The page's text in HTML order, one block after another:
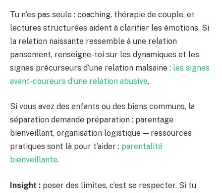
Tu n’es pas seule : coaching, thérapie de couple, et
lectures structurées aident à clarifier les émotions. Si
la relation naissante ressemble à une relation
pansement, renseigne-toi sur les dynamiques et les
signes précurseurs d’une relation malsaine : les signes
avant-coureurs d’une relation abusive.
Si vous avez des enfants ou des biens communs, la
séparation demande préparation : parentage
bienveillant, organisation logistique — ressources
pratiques sont là pour t’aider : parentalité
bienveillante.
Insight : poser des limites, c’est se respecter. Si tu